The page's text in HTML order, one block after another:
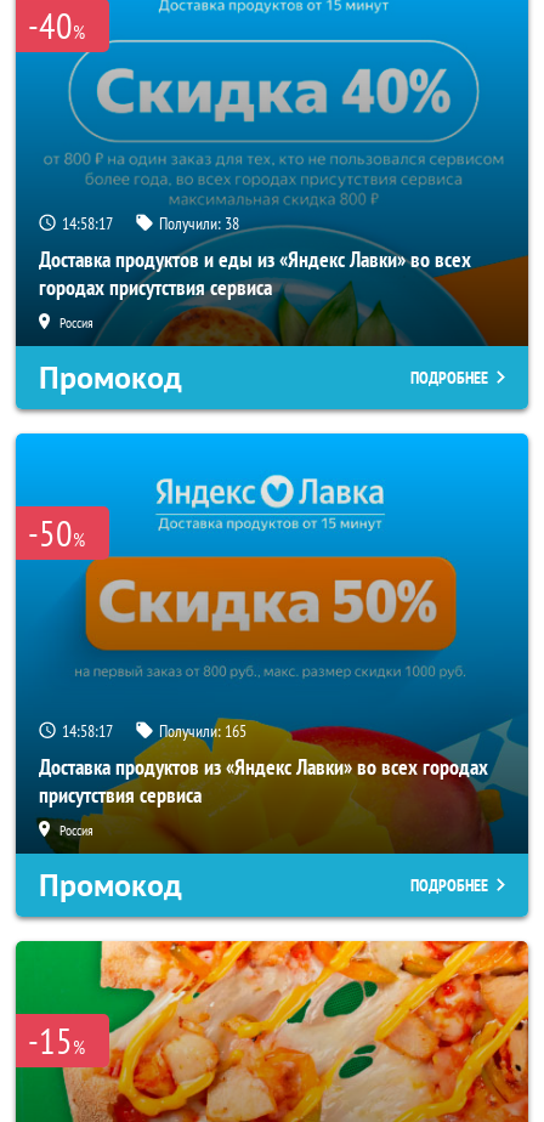
-40%
14:58:16 Получили: 38
Доставка продуктов и еды из «Яндекс Лавки» во всех
городах присутствия сервиса
Россия
Промокод ПОДРОБНЕЕ
-50%
14:58:16 Получили: 165
Доставка продуктов из «Яндекс Лавки» во всех городах
присутствия сервиса
Россия
Промокод ПОДРОБНЕЕ
-15%